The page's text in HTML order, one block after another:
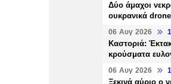
Δύο άμαχοι
ουκρανικά
06 Αυγ 2026
Καστοριά:
κρούσματα
06 Αυγ 2026
Ξεκινά αύριο ο